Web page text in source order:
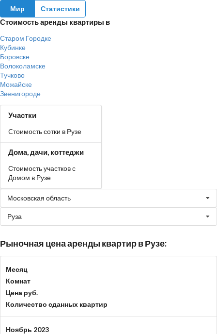
Мир Статистики
Стоимость аренды квартиры в
Старом Городке
Кубинке
Боровске
Волоколамске
Тучково
Можайске
Звенигороде
Участки
Cтоимость сотки в Рузе
Дома, дачи, коттеджи
Стоимость участков с
Домом в Рузе
Московская область
Руза
Рыночная цена аренды квартир в Рузе:
Месяц
Комнат
Цена руб.
Количество сданных квартир
Ноябрь 2023